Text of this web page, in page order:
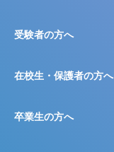
受験者の方へ
在校生・保護者の方へ
卒業生の方へ